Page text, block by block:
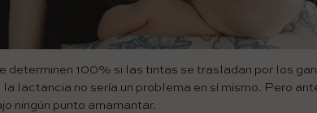
determinen 100% si las tintas se trasladan por los
lactancia no sería un problema en sí mismo. Pero
ningún punto amamantar.